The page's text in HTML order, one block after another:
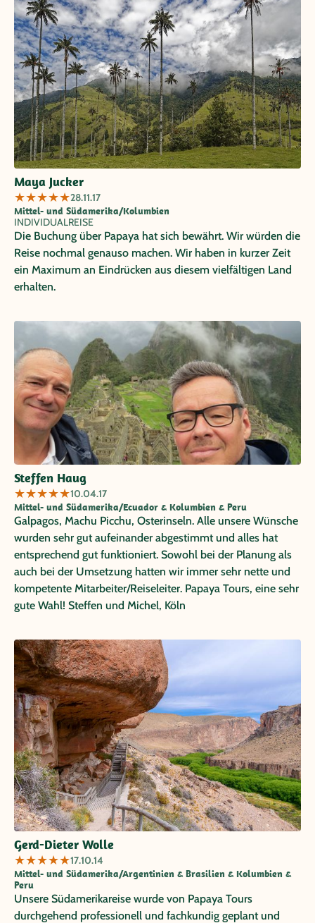
Maya Jucker
★★★★★28.11.17
Mittel- und Südamerika/Kolumbien
INDIVIDUALREISE
Die Buchung über Papaya hat sich bewährt. Wir würden die
Reise nochmal genauso machen. Wir haben in kurzer Zeit
ein Maximum an Eindrücken aus diesem vielfältigen Land
erhalten.
Steffen Haug
★★★★★10.04.17
Mittel- und Südamerika/Ecuador & Kolumbien & Peru
Galpagos, Machu Picchu, Osterinseln. Alle unsere Wünsche
wurden sehr gut aufeinander abgestimmt und alles hat
entsprechend gut funktioniert. Sowohl bei der Planung als
auch bei der Umsetzung hatten wir immer sehr nette und
kompetente Mitarbeiter/Reiseleiter. Papaya Tours, eine sehr
gute Wahl! Steffen und Michel, Köln
Gerd-Dieter Wolle
★★★★★17.10.14
Mittel- und Südamerika/Argentinien & Brasilien & Kolumbien &
Peru
Unsere Südamerikareise wurde von Papaya Tours
durchgehend professionell und fachkundig geplant und